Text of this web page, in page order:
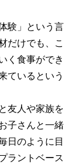
験」という言
だけでも、こ
く食事ができ
ているという
友人や家族を
子さんと一緒
日のように目
ラントベース